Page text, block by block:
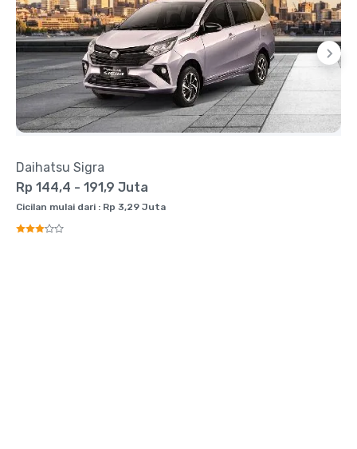
Daihatsu Sigra
Rp 144,4 - 191,9 Juta
Cicilan mulai dari : Rp 3,29 Juta